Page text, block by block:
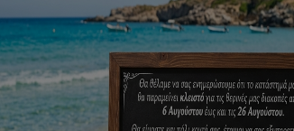
Εσωτερικό Φίλτρο
Κωδικός : ADQ32617703
Διαθεσιμότητα :
Παράδοση Σε